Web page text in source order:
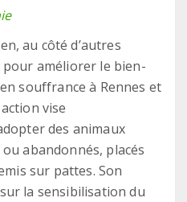
au côté d’autres
améliorer le bien-
souffrance à Rennes et
vise
des animaux
abandonnés, placés
sur pattes. Son
la sensibilisation du